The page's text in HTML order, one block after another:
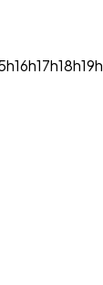
16h17h18h19h